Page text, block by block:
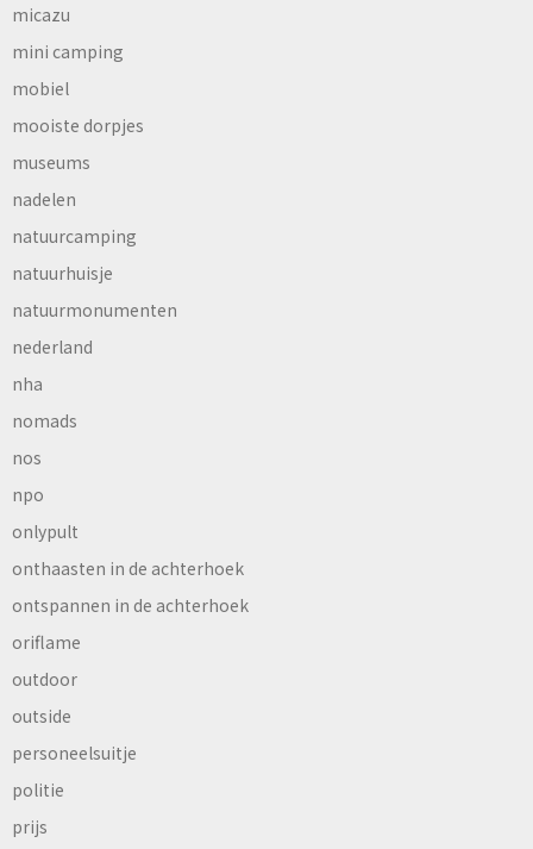
micazu
mini camping
mobiel
mooiste dorpjes
museums
nadelen
natuurcamping
natuurhuisje
natuurmonumenten
nederland
nha
nomads
nos
npo
onlypult
onthaasten in de achterhoek
ontspannen in de achterhoek
oriflame
outdoor
outside
personeelsuitje
politie
prijs